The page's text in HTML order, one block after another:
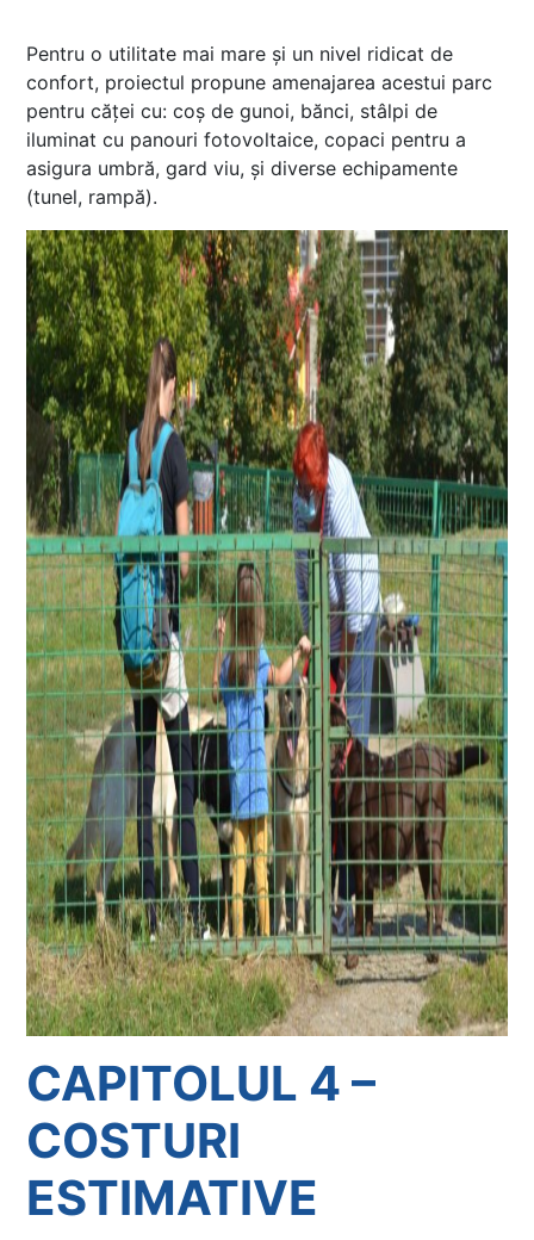
Pentru o utilitate mai mare și un nivel ridicat de
confort, proiectul propune amenajarea acestui parc
pentru căței cu: coș de gunoi, bănci, stâlpi de
iluminat cu panouri fotovoltaice, copaci pentru a
asigura umbră, gard viu, și diverse echipamente
(tunel, rampă).
CAPITOLUL 4 –
COSTURI
ESTIMATIVE